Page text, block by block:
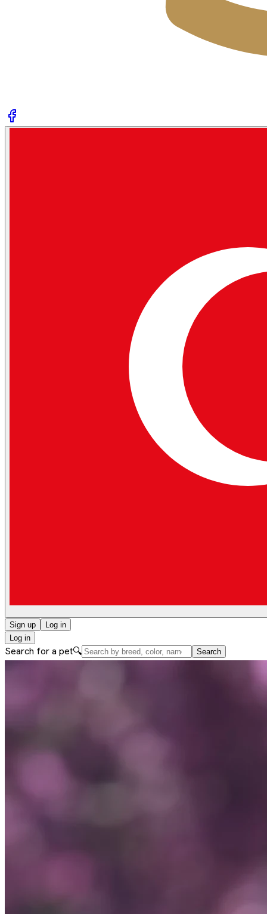
Sign up
Log in
Log in
Search for a pet🔍 Search